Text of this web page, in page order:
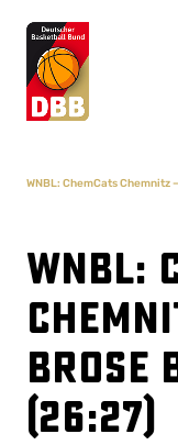
WNBL: ChemCats Chemnitz
WNBL:
Brose
(26:27)